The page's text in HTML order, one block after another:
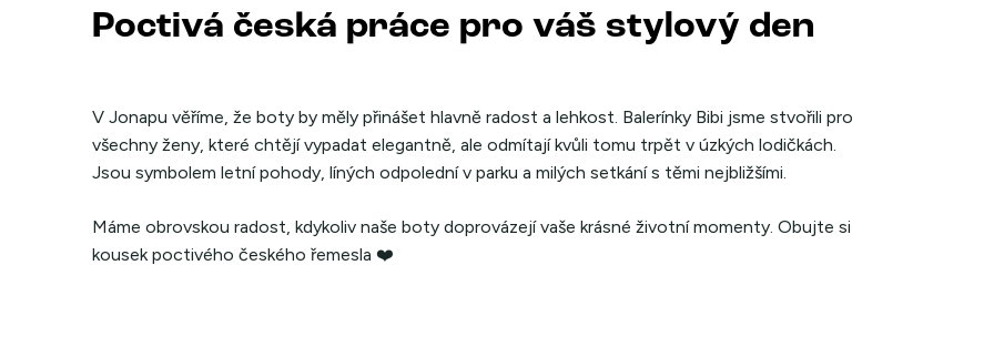
Poctivá česká práce pro váš stylový den
V Jonapu věříme, že boty by měly přinášet hlavně radost a lehkost. Balerínky Bibi jsme stvořili pro
všechny ženy, které chtějí vypadat elegantně, ale odmítají kvůli tomu trpět v úzkých lodičkách.
Jsou symbolem letní pohody, líných odpolední v parku a milých setkání s těmi nejbližšími.
Máme obrovskou radost, kdykoliv naše boty doprovázejí vaše krásné životní momenty. Obujte si
kousek poctivého českého řemesla ❤️